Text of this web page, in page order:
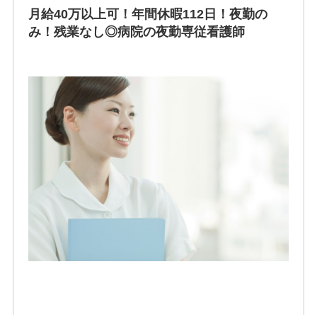
月給40万以上可！年間休暇112日！夜勤の
み！残業なし◎病院の夜勤専従看護師